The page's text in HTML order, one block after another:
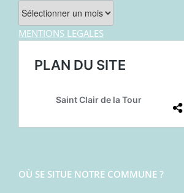
Archives
MENTIONS LEGALES
OÙ SE SITUE NOTRE COMMUNE ?